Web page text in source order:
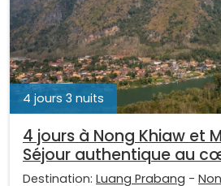
4 jours 3 nuits
4 jours à Nong Khiaw et
Séjour authentique au
Destination: Luang Prabang -